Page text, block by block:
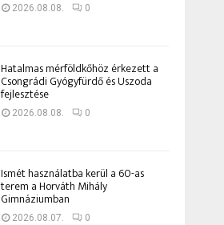
2026.08.08. 0
Hatalmas mérföldkőhöz érkezett a
Csongrádi Gyógyfürdő és Uszoda
fejlesztése
2026.08.08. 0
Ismét használatba kerül a 60-as
terem a Horváth Mihály
Gimnáziumban
2026.08.07. 0